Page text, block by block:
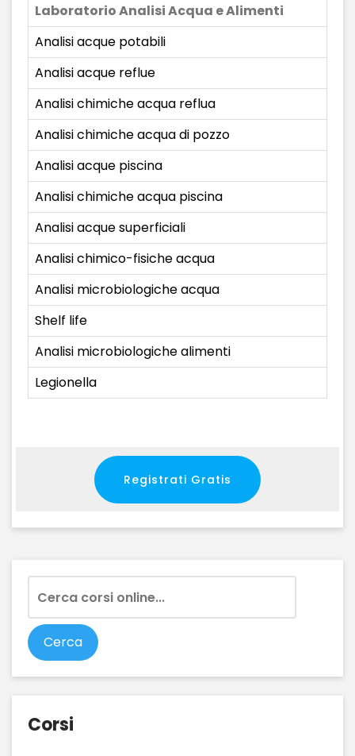
Laboratorio Analisi Acqua e Alimenti
Analisi acque potabili
Analisi acque reflue
Analisi chimiche acqua reflua
Analisi chimiche acqua di pozzo
Analisi acque piscina
Analisi chimiche acqua piscina
Analisi acque superficiali
Analisi chimico-fisiche acqua
Analisi microbiologiche acqua
Shelf life
Analisi microbiologiche alimenti
Legionella
Registrati Gratis
Corsi